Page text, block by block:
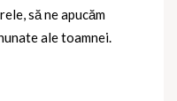
să ne apucăm
ale toamnei.